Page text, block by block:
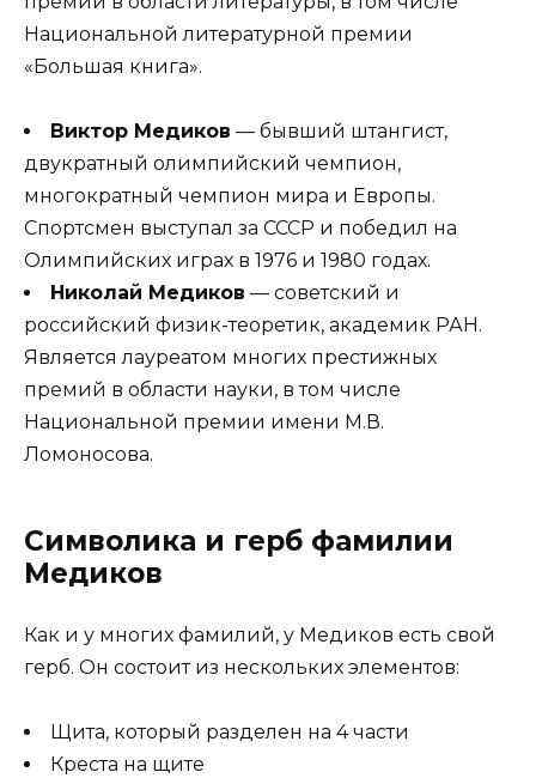
Национальной литературной премии
«Большая книга».
Виктор Медиков — бывший штангист,
двукратный олимпийский чемпион,
многократный чемпион мира и Европы.
Спортсмен выступал за СССР и победил на
Олимпийских играх в 1976 и 1980 годах.
Николай Медиков — советский и
российский физик-теоретик, академик РАН.
Является лауреатом многих престижных
премий в области науки, в том числе
Национальной премии имени М.В.
Ломоносова.
Символика и герб фамилии
Медиков
Как и у многих фамилий, у Медиков есть свой
герб. Он состоит из нескольких элементов:
Щита, который разделен на 4 части
Креста на щите